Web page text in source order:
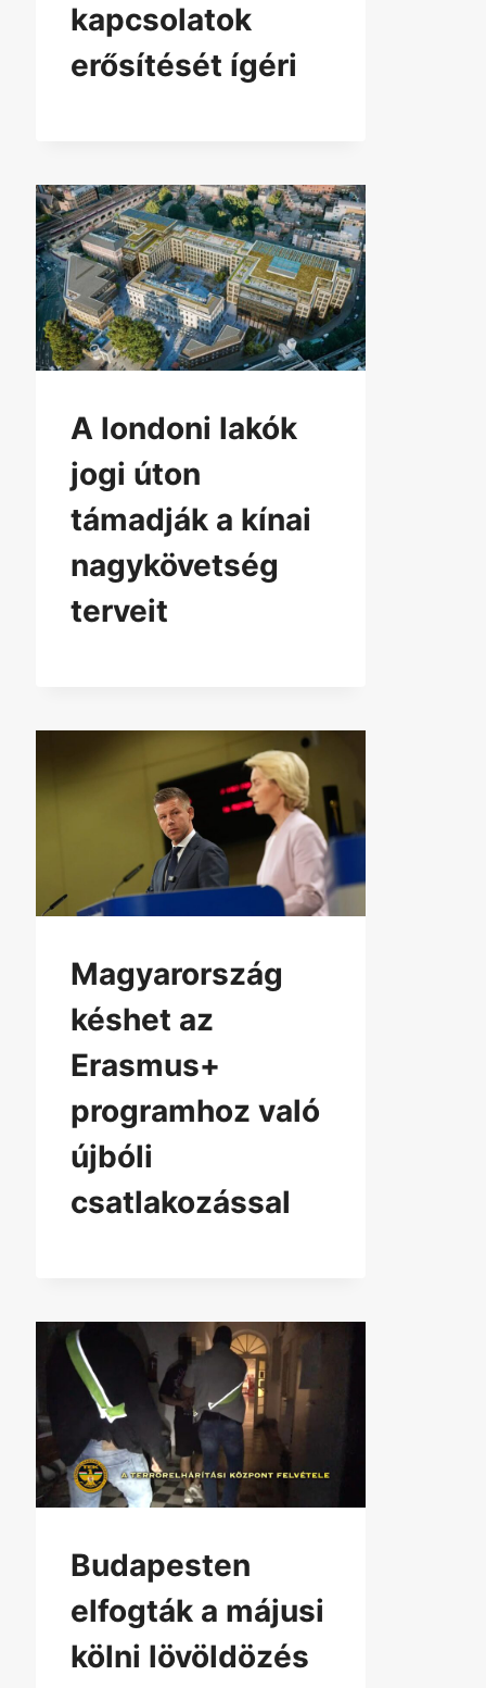
kapcsolatok
erősítését ígéri
A londoni lakók
jogi úton
támadják a kínai
nagykövetség
terveit
Magyarország
késhet az
Erasmus+
programhoz való
újbóli
csatlakozással
Budapesten
elfogták a májusi
kölni lövöldözés